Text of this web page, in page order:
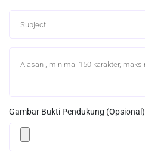
Gambar Bukti Pendukung (Opsional)